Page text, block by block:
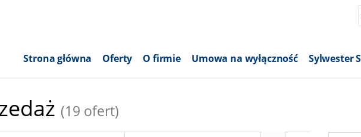
Strona główna Oferty O firmie Umowa na wyłączność Sylwester
(19 ofert)